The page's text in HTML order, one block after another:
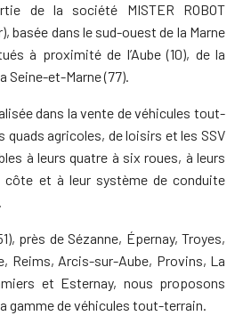
de la société MISTER ROBOT
basée dans le sud-ouest de la Marne
à proximité de l’Aube (10), de la
Seine-et-Marne (77).
dans la vente de véhicules tout-
quads agricoles, de loisirs et les SSV
à leurs quatre à six roues, à leurs
côte et à leur système de conduite
près de Sézanne, Épernay, Troyes,
Reims, Arcis-sur-Aube, Provins, La
et Esternay, nous proposons
gamme de véhicules tout-terrain.